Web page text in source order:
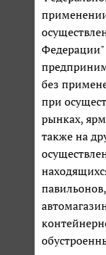
без
при
рынках,
также на